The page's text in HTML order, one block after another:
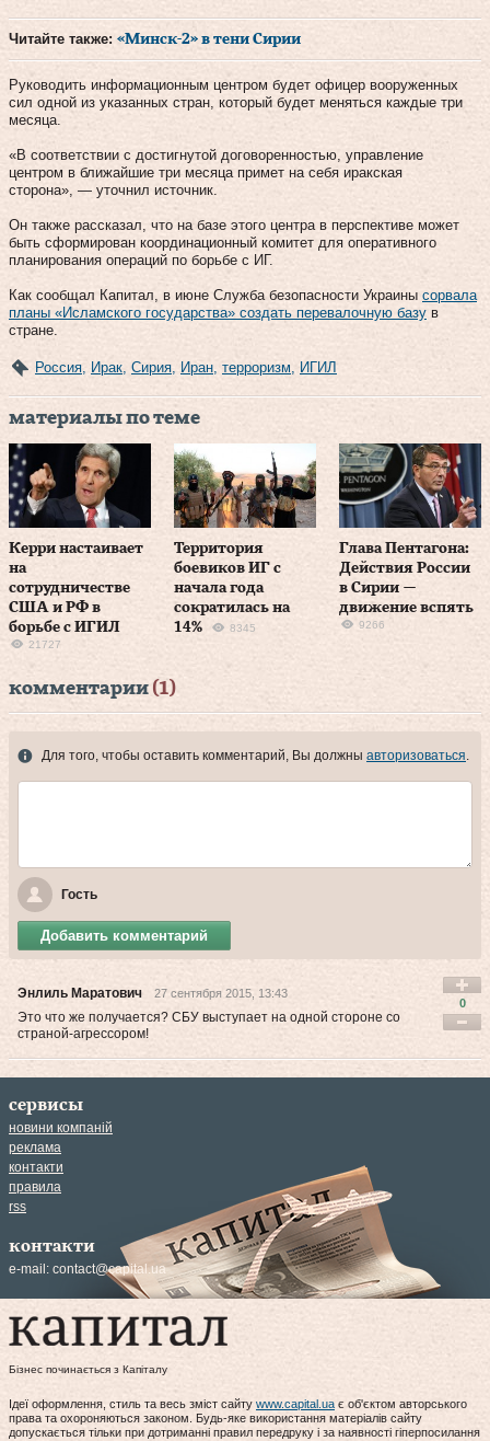
Читайте также: «Минск-2» в тени Сирии
Руководить информационным центром будет офицер вооруженных
сил одной из указанных стран, который будет меняться каждые три
месяца.
«В соответствии с достигнутой договоренностью, управление
центром в ближайшие три месяца примет на себя иракская
сторона», — уточнил источник.
Он также рассказал, что на базе этого центра в перспективе может
быть сформирован координационный комитет для оперативного
планирования операций по борьбе с ИГ.
Как сообщал Капитал, в июне Служба безопасности Украины сорвала
планы «Исламского государства» создать перевалочную базу в
стране.
Россия Ирак Сирия Иран терроризм ИГИЛ
материалы по теме
Керри настаивает
на
сотрудничестве
США и РФ в
борьбе с ИГИЛ
21727
Территория
боевиков ИГ с
начала года
сократилась на
14%
8345
Глава Пентагона:
Действия России
в Сирии —
движение вспять
9266
комментарии (1)
Для того, чтобы оставить комментарий, Вы должны авторизоваться.
Гость
Добавить комментарий
Энлиль Маратович 27 сентября 2015, 13:43
Это что же получается? СБУ выступает на одной стороне со
страной-агрессором!
0
сервисы
новини компаній
реклама
контакти
правила
rss
контакти
e-mail: contact@capital.ua
Бізнес починається з Капіталу
Ідеї оформлення, стиль та весь зміст сайту www.capital.ua є об'єктом авторського
права та охороняються законом. Будь-яке використання матеріалів сайту
допускається тільки при дотриманні правил передруку і за наявності гіперпосилання